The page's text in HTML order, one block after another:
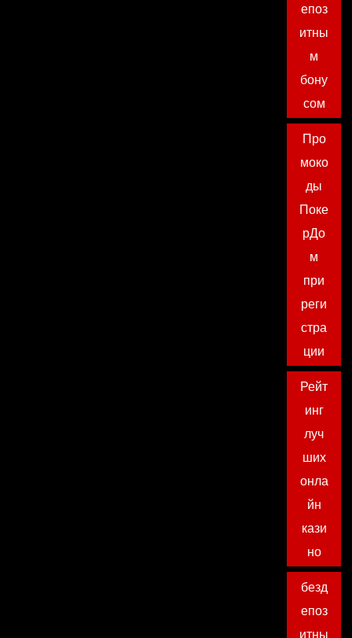
епоз
итны
м
бону
сом
Про
моко
ды
Поке
рДо
м
при
реги
стра
ции
Рейт
инг
луч
ших
онла
йн
кази
но
безд
епоз
итны